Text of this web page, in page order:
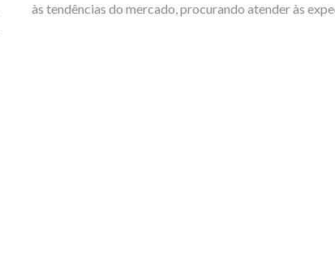
às tendências do mercado, procurando atender às